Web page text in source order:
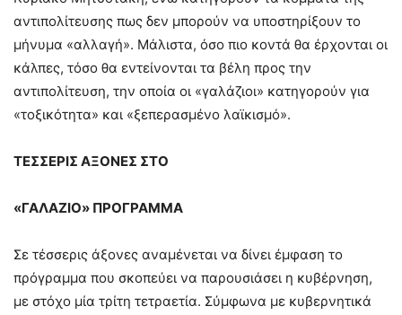
αντιπολίτευσης πως δεν μπορούν να υποστηρίξουν το
μήνυμα «αλλαγή». Μάλιστα, όσο πιο κοντά θα έρχονται οι
κάλπες, τόσο θα εντείνονται τα βέλη προς την
αντιπολίτευση, την οποία οι «γαλάζιοι» κατηγορούν για
«τοξικότητα» και «ξεπερασμένο λαϊκισμό».
ΤΕΣΣΕΡΙΣ ΑΞΟΝΕΣ ΣΤΟ
«ΓΑΛΑΖΙΟ» ΠΡΟΓΡΑΜΜΑ
Σε τέσσερις άξονες αναμένεται να δίνει έμφαση το
πρόγραμμα που σκοπεύει να παρουσιάσει η κυβέρνηση,
με στόχο μία τρίτη τετραετία. Σύμφωνα με κυβερνητικά